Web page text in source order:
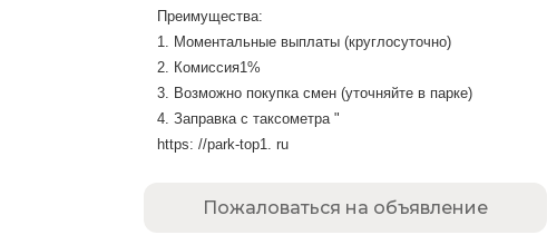
Преимущества:
1. Моментальные выплаты (круглосуточно)
2. Комиссия1%
3. Возможно покупка смен (уточняйте в парке)
4. Заправка с таксометра "
https: //park-top1. ru
Пожаловаться на объявление